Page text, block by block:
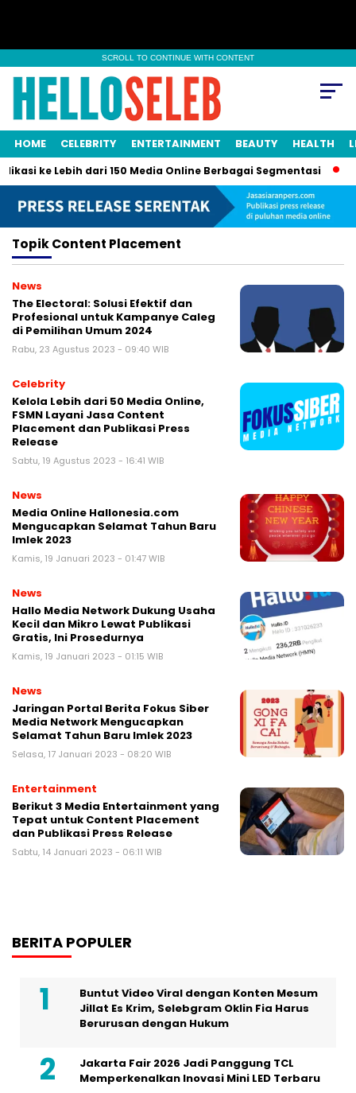
SCROLL TO CONTINUE WITH CONTENT
HOME CELEBRITY ENTERTAINMENT BEAUTY HEALTH
ke Lebih dari 150 Media Online Berbagai Segmentasi
TopikContent Placement
News
The Electoral: Solusi Efektif dan
Profesional untuk Kampanye Caleg
di Pemilihan Umum 2024
Rabu, 23 Agustus 2023 - 09:40 WIB
Celebrity
Kelola Lebih dari 50 Media Online,
FSMN Layani Jasa Content
Placement dan Publikasi Press
Release
Sabtu, 19 Agustus 2023 - 16:41 WIB
News
Media Online Hallonesia.com
Mengucapkan Selamat Tahun Baru
Imlek 2023
Kamis, 19 Januari 2023 - 01:47 WIB
News
Hallo Media Network Dukung Usaha
Kecil dan Mikro Lewat Publikasi
Gratis, Ini Prosedurnya
Kamis, 19 Januari 2023 - 01:15 WIB
News
Jaringan Portal Berita Fokus Siber
Media Network Mengucapkan
Selamat Tahun Baru Imlek 2023
Selasa, 17 Januari 2023 - 08:20 WIB
Entertainment
Berikut 3 Media Entertainment yang
Tepat untuk Content Placement
dan Publikasi Press Release
Sabtu, 14 Januari 2023 - 06:11 WIB
BERITA POPULER
Buntut Video Viral dengan Konten Mesum
Jillat Es Krim, Selebgram Oklin Fia Harus
Berurusan dengan Hukum
Jakarta Fair 2026 Jadi Panggung TCL
Memperkenalkan Inovasi Mini LED Terbaru